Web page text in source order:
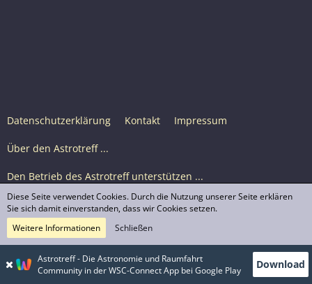
Datenschutzerklärung Kontakt Impressum
Über den Astrotreff ...
Den Betrieb des Astrotreff unterstützen ...
Nutzungsbedingungen
© Astrotreff 2001-2026, lizenziert unter CC BY-SA,
sofern für einzelne Inhalte nicht anders angegeben
Astrotreff - Die Astronomie und Raumfahrt
Community in der WSC-Connect App bei Google Play
Download
Diese Seite verwendet Cookies. Durch die Nutzung unserer Seite erklären
Sie sich damit einverstanden, dass wir Cookies setzen.
Weitere Informationen
Schließen